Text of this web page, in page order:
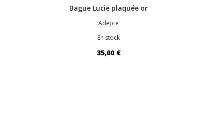
Bague Lucie plaquée or
Adepte
En stock
35,00 €